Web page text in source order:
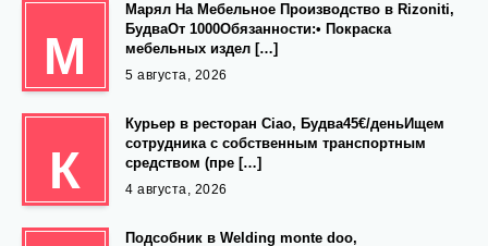
М
Марял На Мебельное Производство в Rizoniti,
БудваОт 1000Обязанности:• Покраска
мебельных издел […]
5 августа, 2026
К
Курьер в ресторан Ciao, Будва45€/деньИщем
сотрудника с собственным транспортным
средством (пре […]
4 августа, 2026
Подсобник в Welding monte doo,